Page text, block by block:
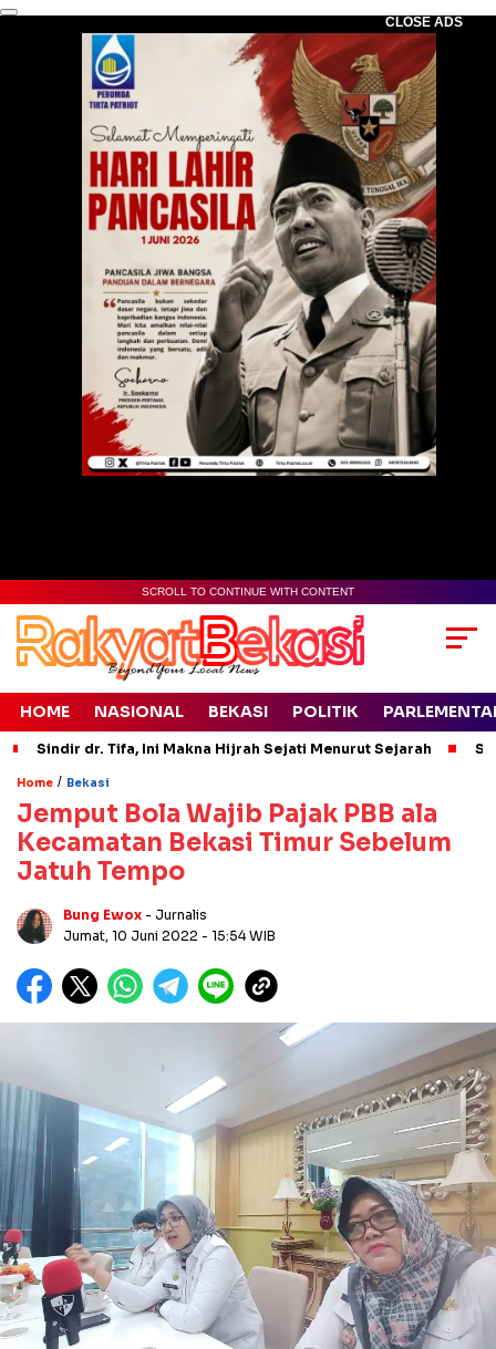
CLOSE ADS
SCROLL TO CONTINUE WITH CONTENT
HOME NASIONAL BEKASI POLITIK
Sindir dr. Tifa, Ini Makna Hijrah Sejati Menurut Sejarah
Home / Bekasi
Jemput Bola Wajib Pajak PBB ala
Kecamatan Bekasi Timur Sebelum
Jatuh Tempo
Bung Ewox - Jurnalis
Jumat, 10 Juni 2022 - 15:54 WIB